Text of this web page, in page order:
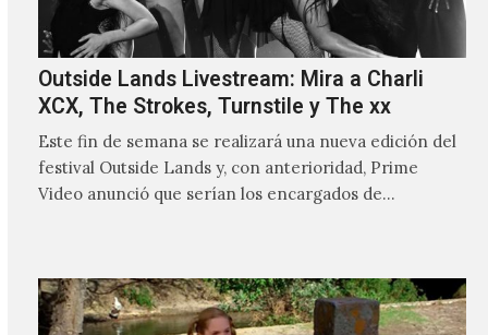
Outside Lands Livestream: Mira a Charli
XCX, The Strokes, Turnstile y The xx
Este fin de semana se realizará una nueva edición del
festival Outside Lands y, con anterioridad, Prime
Video anunció que serían los encargados de